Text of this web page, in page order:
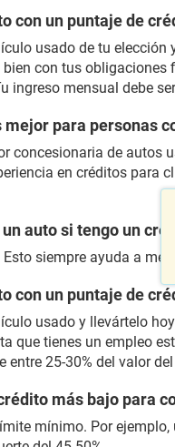
con un puntaje de
usado de tu
con tus
ingreso mensual debe
mejor para personas
concesionaria de
en créditos para
auto si tengo un
siempre ayuda a
con un puntaje de
usado y llevártelo
que tienes un empleo
entre 25-30% del valor
más bajo para
mínimo. Por